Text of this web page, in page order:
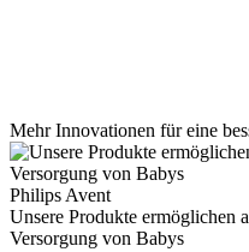
Mehr Innovationen für eine
Philips Avent
Unsere Produkte ermöglichen
Versorgung von Babys